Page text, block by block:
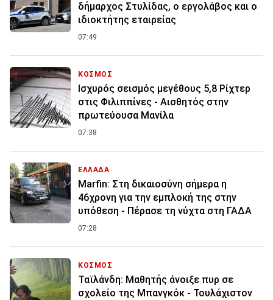
δήμαρχος Στυλίδας, ο εργολάβος και ο
ιδιοκτήτης εταιρείας
07:49
ΚΟΣΜΟΣ
Ισχυρός σεισμός μεγέθους 5,8 Ρίχτερ
στις Φιλιππίνες - Αισθητός στην
πρωτεύουσα Μανίλα
07:38
ΕΛΛΑΔΑ
Marfin: Στη δικαιοσύνη σήμερα η
46χρονη για την εμπλοκή της στην
υπόθεση - Πέρασε τη νύχτα στη ΓΑΔΑ
07:28
ΚΟΣΜΟΣ
Ταϊλάνδη: Μαθητής άνοιξε πυρ σε
σχολείο της Μπανγκόκ - Τουλάχιστον